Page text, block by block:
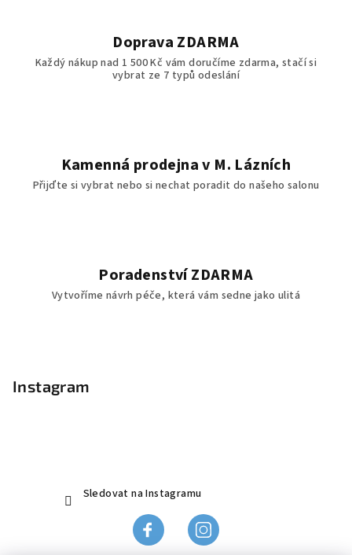
ý
p
i
Doprava ZDARMA
Každý nákup nad 1 500 Kč vám doručíme zdarma, stačí si
vybrat ze 7 typů odeslání
Kamenná prodejna v M. Lázních
Přijďte si vybrat nebo si nechat poradit do našeho salonu
Poradenství ZDARMA
Vytvoříme návrh péče, která vám sedne jako ulitá
Instagram
Sledovat na Instagramu